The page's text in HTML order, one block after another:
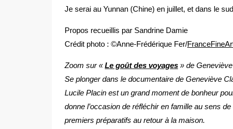
Je serai au Yunnan (Chine) en juillet, et dans le
Propos recueillis par Sandrine Damie
Crédit photo : ©Anne-Frédérique Fer/
Zoom sur «Le goût des voyages » de
Se plonger dans le documentaire de Geneviève
Lucile Placin est un grand moment de bonheur
donne l’occasion de réfléchir en famille au sens
premiers préparatifs au retour à la maison.